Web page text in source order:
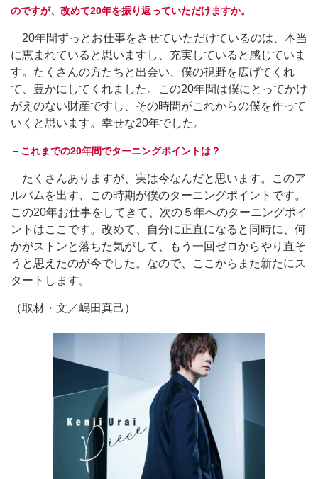
のですが、改めて20年を振り返っていただけますか。
20年間ずっとお仕事をさせていただけているのは、本当
に恵まれていると思いますし、充実していると感じていま
す。たくさんの方たちと出会い、僕の視野を広げてくれ
て、豊かにしてくれました。この20年間は僕にとってかけ
がえのない財産ですし、その時間がこれからの僕を作って
いくと思います。幸せな20年でした。
－これまでの20年間でターニングポイントは？
たくさんありますが、実は今なんだと思います。このア
ルバムを出す、この時期が僕のターニングポイントです。
この20年お仕事をしてきて、次の５年へのターニングポイ
ントはここです。改めて、自分に正直になると同時に、何
かがストンと落ちた気がして、もう一回ゼロからやり直そ
うと思えたのが今でした。なので、ここからまた新たにス
タートします。
（取材・文／嶋田真己）